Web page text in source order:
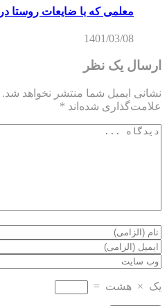
معلمی که با ضایعات روستا
1401/03/08
ارسال یک نظر
نشانی ایمیل شما منتشر نخواهد شد.
علامت‌گذاری شده‌اند *
یک × هشت =